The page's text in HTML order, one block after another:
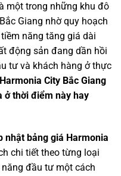
một trong những khu đô
Giang nhờ quy hoạch
năng tăng giá dài
động sản đang dần hồi
tư và khách hàng ở thực
City Bắc Giang
ở thời điểm này hay
nhật bảng giá Harmonia
chi tiết theo từng loại
đầu tư một cách